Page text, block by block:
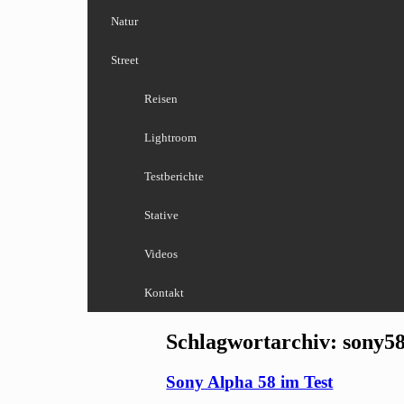
Natur
Street
Reisen
Lightroom
Testberichte
Stative
Videos
Kontakt
Schlagwortarchiv:
Sony Alpha 58 im Test